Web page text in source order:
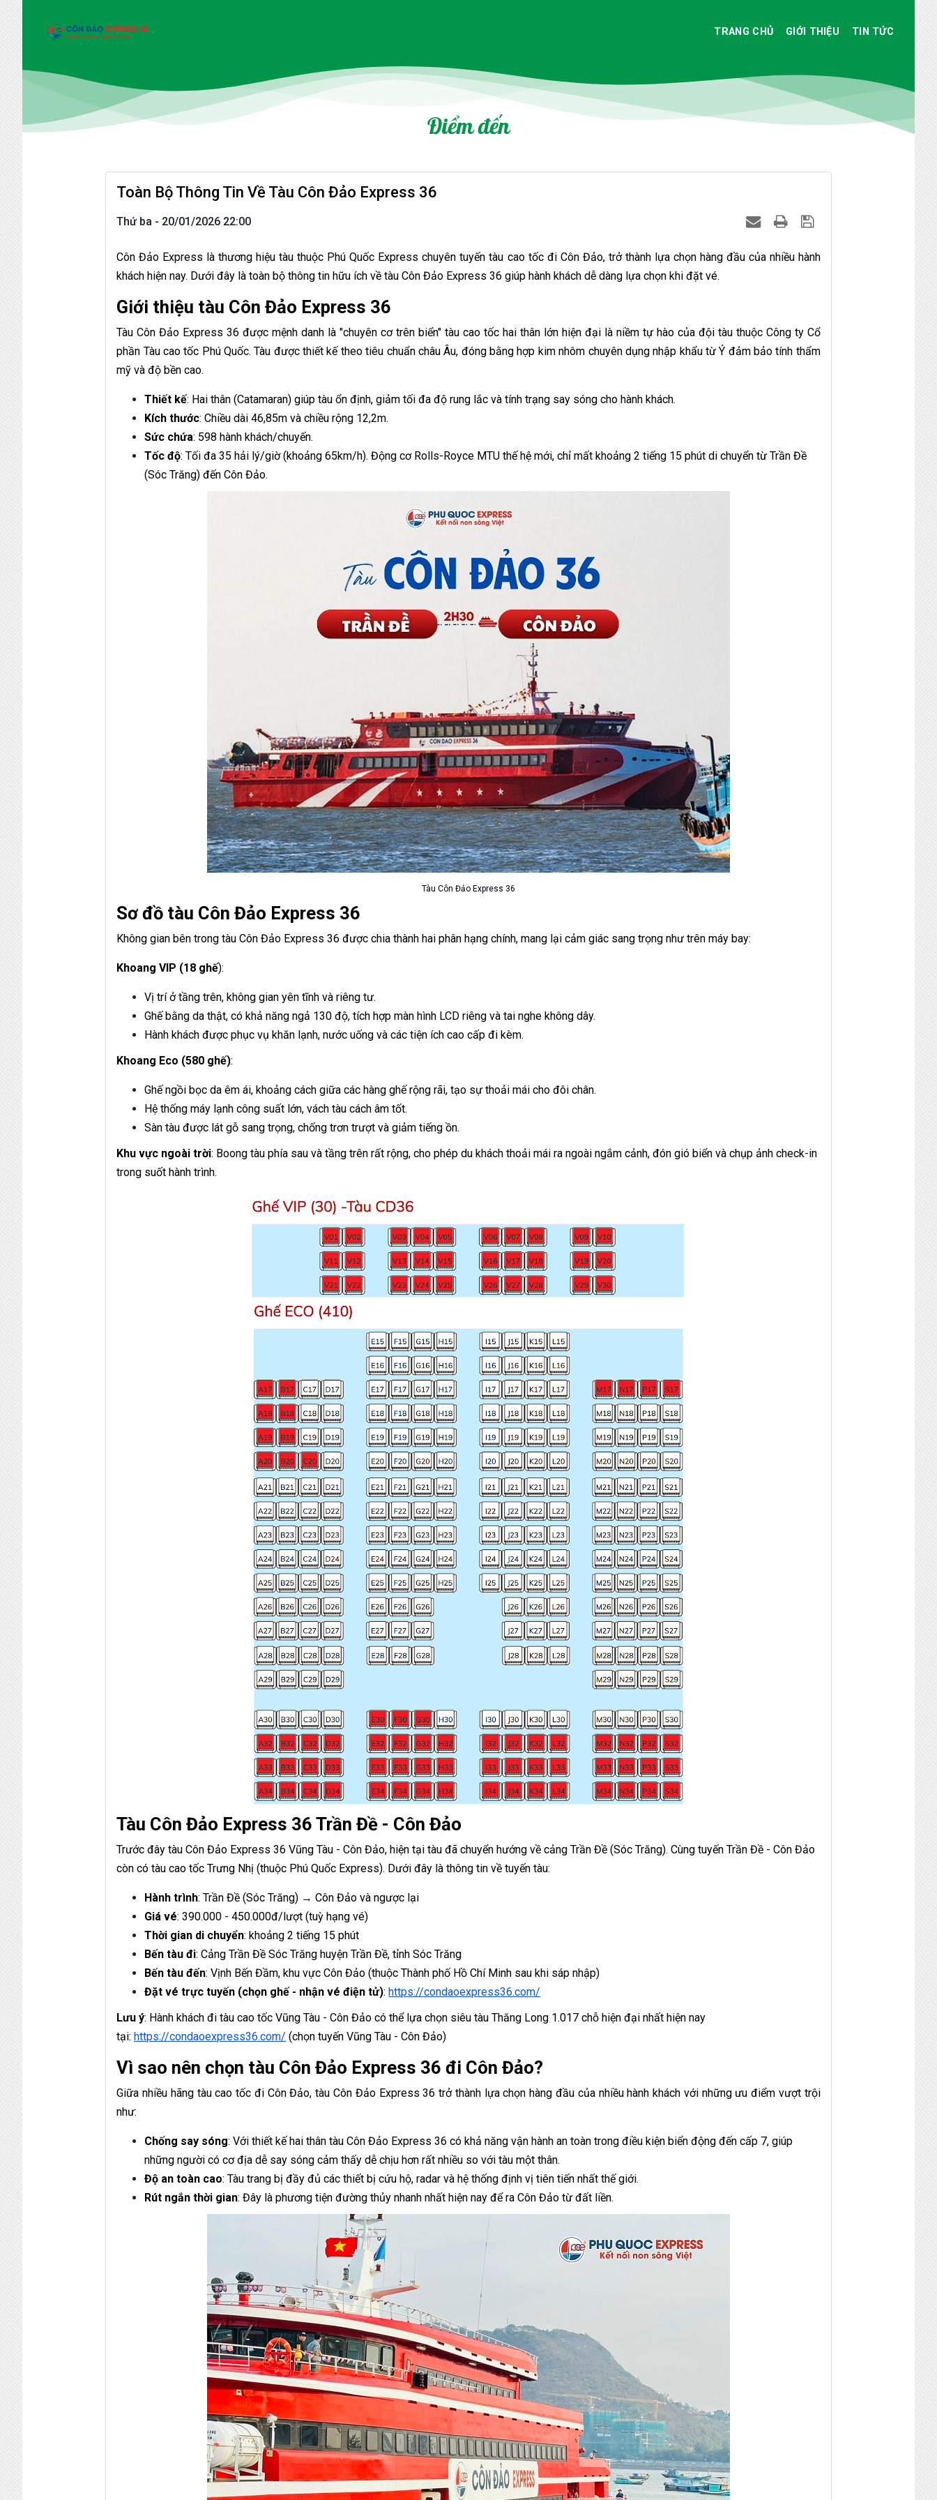
TRANG CHỦ GIỚI THIỆU TIN TỨC
Điểm đến
Toàn Bộ Thông Tin Về Tàu Côn Đảo Express 36
Thứ ba - 20/01/2026 22:00
Côn Đảo Express là thương hiệu tàu thuộc Phú Quốc Express chuyên tuyến tàu cao tốc đi Côn Đảo, trở thành lựa chọn hàng đầu của nhiều hành
khách hiện nay. Dưới đây là toàn bộ thông tin hữu ích về tàu Côn Đảo Express 36 giúp hành khách dễ dàng lựa chọn khi đặt vé.
Giới thiệu tàu Côn Đảo Express 36
Tàu Côn Đảo Express 36 được mệnh danh là "chuyên cơ trên biển" tàu cao tốc hai thân lớn hiện đại là niềm tự hào của đội tàu thuộc Công ty Cổ
phần Tàu cao tốc Phú Quốc. Tàu được thiết kế theo tiêu chuẩn châu Âu, đóng bằng hợp kim nhôm chuyên dụng nhập khẩu từ Ý đảm bảo tính thẩm
mỹ và độ bền cao.
Thiết kế: Hai thân (Catamaran) giúp tàu ổn định, giảm tối đa độ rung lắc và tính trạng say sóng cho hành khách.
Kích thước: Chiều dài 46,85m và chiều rộng 12,2m.
Sức chứa: 598 hành khách/chuyến.
Tốc độ: Tối đa 35 hải lý/giờ (khoảng 65km/h). Động cơ Rolls-Royce MTU thế hệ mới, chỉ mất khoảng 2 tiếng 15 phút di chuyển từ Trần Đề
(Sóc Trăng) đến Côn Đảo.
Tàu Côn Đảo Express 36
Sơ đồ tàu Côn Đảo Express 36
Không gian bên trong tàu Côn Đảo Express 36 được chia thành hai phân hạng chính, mang lại cảm giác sang trọng như trên máy bay:
Khoang VIP (18 ghế):
Vị trí ở tầng trên, không gian yên tĩnh và riêng tư.
Ghế bằng da thật, có khả năng ngả 130 độ, tích hợp màn hình LCD riêng và tai nghe không dây.
Hành khách được phục vụ khăn lạnh, nước uống và các tiện ích cao cấp đi kèm.
Khoang Eco (580 ghế):
Ghế ngồi bọc da êm ái, khoảng cách giữa các hàng ghế rộng rãi, tạo sự thoải mái cho đôi chân.
Hệ thống máy lạnh công suất lớn, vách tàu cách âm tốt.
Sàn tàu được lát gỗ sang trọng, chống trơn trượt và giảm tiếng ồn.
Khu vực ngoài trời: Boong tàu phía sau và tầng trên rất rộng, cho phép du khách thoải mái ra ngoài ngắm cảnh, đón gió biển và chụp ảnh check-in
trong suốt hành trình.
Tàu Côn Đảo Express 36 Trần Đề - Côn Đảo
Trước đây tàu Côn Đảo Express 36 Vũng Tàu - Côn Đảo, hiện tại tàu đã chuyển hướng về cảng Trần Đề (Sóc Trăng). Cùng tuyến Trần Đề - Côn Đảo
còn có tàu cao tốc Trưng Nhị (thuộc Phú Quốc Express). Dưới đây là thông tin về tuyến tàu:
Hành trình: Trần Đề (Sóc Trăng) → Côn Đảo và ngược lại
Giá vé: 390.000 - 450.000đ/lượt (tuỳ hạng vé)
Thời gian di chuyển: khoảng 2 tiếng 15 phút
Bến tàu đi: Cảng Trần Đề Sóc Trăng huyện Trần Đề, tỉnh Sóc Trăng
Bến tàu đến: Vịnh Bến Đầm, khu vực Côn Đảo (thuộc Thành phố Hồ Chí Minh sau khi sáp nhập)
Đặt vé trực tuyến (chọn ghế - nhận vé điện tử):https://condaoexpress36.com/
Lưu ý: Hành khách đi tàu cao tốc Vũng Tàu - Côn Đảo có thể lựa chọn siêu tàu Thăng Long 1.017 chỗ hiện đại nhất hiện nay
tại:https://condaoexpress36.com/ (chọn tuyến Vũng Tàu - Côn Đảo)
Vì sao nên chọn tàu Côn Đảo Express 36 đi Côn Đảo?
Giữa nhiều hãng tàu cao tốc đi Côn Đảo, tàu Côn Đảo Express 36 trở thành lựa chọn hàng đầu của nhiều hành khách với những ưu điểm vượt trội
như:
Chống say sóng: Với thiết kế hai thân tàu Côn Đảo Express 36 có khả năng vận hành an toàn trong điều kiện biển động đến cấp 7, giúp
những người có cơ địa dễ say sóng cảm thấy dễ chịu hơn rất nhiều so với tàu một thân.
Độ an toàn cao: Tàu trang bị đầy đủ các thiết bị cứu hộ, radar và hệ thống định vị tiên tiến nhất thế giới.
Rút ngắn thời gian: Đây là phương tiện đường thủy nhanh nhất hiện nay để ra Côn Đảo từ đất liền.